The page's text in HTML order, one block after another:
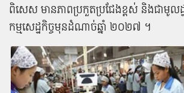
ពិសេស មាន​ភាព​ប្រកួតប្រជែង​ខ្ពស់ និង​ជា​មូល
កម្ម​សេដ្ឋកិច្ច​មុន​ដំណាច់ឆ្នាំ​ ២០២៧ ​។